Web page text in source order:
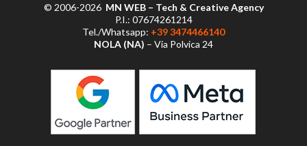
© 2006-2026 MN WEB – Tech & Creative Agency
P.I.: 07674261214
Tel./Whatsapp: +39 3474466140
NOLA (NA) – Via Polvica 24